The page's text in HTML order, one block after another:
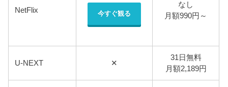
NetFlix 今すぐ観る
なし
月額990円～
U-NEXT ✕
31日無料
月額2,189円